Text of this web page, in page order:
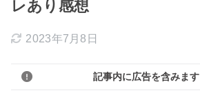
レあり感想
2023年7月8日
記事内に広告を含みます